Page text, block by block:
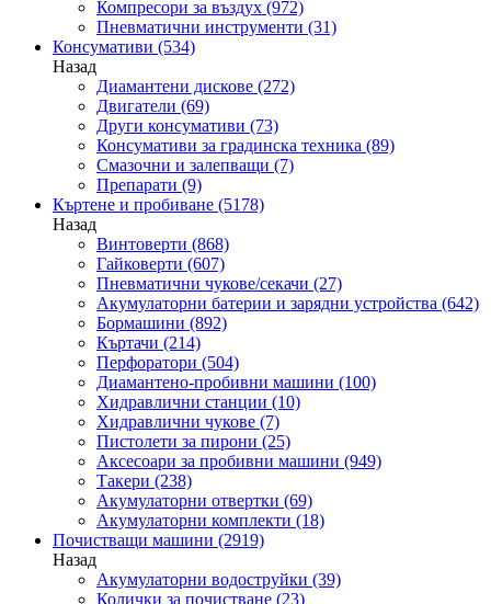
Компресори за въздух (972)
Пневматични инструменти (31)
Консумативи (534)
Назад
Диамантени дискове (272)
Двигатели (69)
Други консумативи (73)
Консумативи за градинска техника (89)
Смазочни и залепващи (7)
Препарати (9)
Къртене и пробиване (5178)
Назад
Винтоверти (868)
Гайковерти (607)
Пневматични чукове/секачи (27)
Акумулаторни батерии и зарядни устройства (642)
Бормашини (892)
Къртачи (214)
Перфоратори (504)
Диамантено-пробивни машини (100)
Хидравлични станции (10)
Хидравлични чукове (7)
Пистолети за пирони (25)
Аксесоари за пробивни машини (949)
Такери (238)
Акумулаторни отвертки (69)
Акумулаторни комплекти (18)
Почистващи машини (2919)
Назад
Акумулаторни водоструйки (39)
Колички за почистване (23)